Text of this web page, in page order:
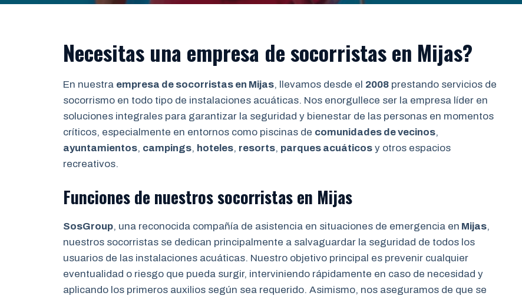
Necesitas una empresa de socorristas en Mijas?
En nuestra empresa de socorristas en Mijas, llevamos desde el 2008 prestando servicios de
socorrismo en todo tipo de instalaciones acuáticas. Nos enorgullece ser la empresa líder en
soluciones integrales para garantizar la seguridad y bienestar de las personas en momentos
críticos, especialmente en entornos como piscinas de comunidades de vecinos,
ayuntamientos, campings, hoteles, resorts, parques acuáticos y otros espacios
recreativos.
Funciones de nuestros socorristas en Mijas
SosGroup, una reconocida compañía de asistencia en situaciones de emergencia en Mijas,
nuestros socorristas se dedican principalmente a salvaguardar la seguridad de todos los
usuarios de las instalaciones acuáticas. Nuestro objetivo principal es prevenir cualquier
eventualidad o riesgo que pueda surgir, interviniendo rápidamente en caso de necesidad y
aplicando los primeros auxilios según sea requerido. Asimismo, nos aseguramos de que se